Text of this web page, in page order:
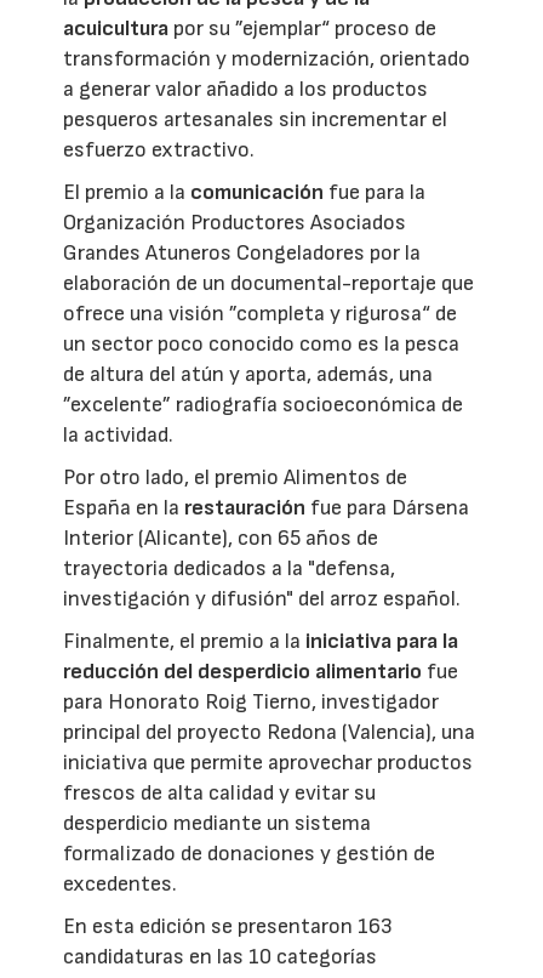
acuicultura por su ”ejemplar“ proceso de
transformación y modernización, orientado
a generar valor añadido a los productos
pesqueros artesanales sin incrementar el
esfuerzo extractivo.
El premio a la comunicación fue para la
Organización Productores Asociados
Grandes Atuneros Congeladores por la
elaboración de un documental-reportaje que
ofrece una visión ”completa y rigurosa“ de
un sector poco conocido como es la pesca
de altura del atún y aporta, además, una
”excelente” radiografía socioeconómica de
la actividad.
Por otro lado, el premio Alimentos de
España en la restauración fue para Dársena
Interior (Alicante), con 65 años de
trayectoria dedicados a la "defensa,
investigación y difusión" del arroz español.
Finalmente, el premio a la iniciativa para la
reducción del desperdicio alimentario fue
para Honorato Roig Tierno, investigador
principal del proyecto Redona (Valencia), una
iniciativa que permite aprovechar productos
frescos de alta calidad y evitar su
desperdicio mediante un sistema
formalizado de donaciones y gestión de
excedentes.
En esta edición se presentaron 163
candidaturas en las 10 categorías